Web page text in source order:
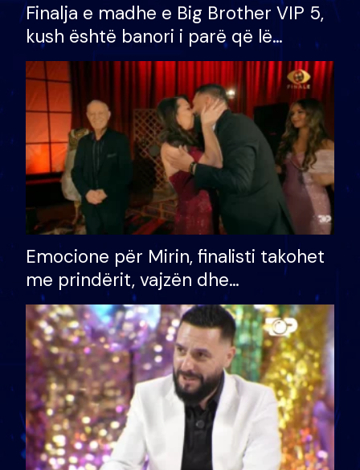
Finalja e madhe e Big Brother VIP 5,
kush është banori i parë që lë
shtëpinë dhe humb mundësinë për
të fituar çmimin e madh
Emocione për Mirin, finalisti takohet
me prindërit, vajzën dhe
bashkëshorten: S’kemi ndonjë letër
divorci apo jo?